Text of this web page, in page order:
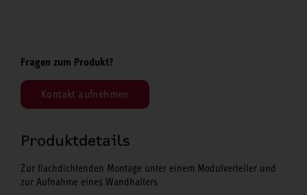
Fragen zum Produkt?
Kontakt aufnehmen
Produktdetails
Zur flachdichtenden Montage unter einem Modulverteiler und
zur Aufnahme eines Wandhalters